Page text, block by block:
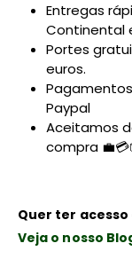
Entregas
Continental
Portes
euros.
Paypal
Aceitamos
compra
Quer ter acesso
Veja o nosso